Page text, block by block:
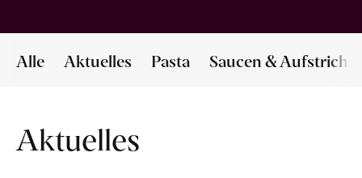
Alle Aktuelles Pasta Saucen & Aufstriche
Aktuelles